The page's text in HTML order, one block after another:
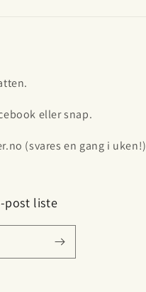
eller snap.
(svares en gang i uken!)
post liste